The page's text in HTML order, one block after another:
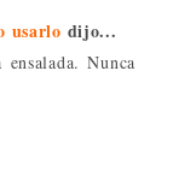
usarlo dijo...
Nunca